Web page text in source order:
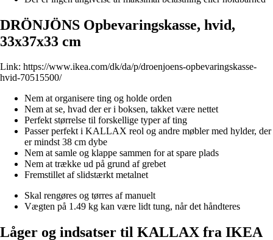
DRÖNJÖNS Opbevaringskasse, hvid,
33x37x33 cm
Link: https://www.ikea.com/dk/da/p/droenjoens-opbevaringskasse-
hvid-70515500/
Nem at organisere ting og holde orden
Nem at se, hvad der er i boksen, takket være nettet
Perfekt størrelse til forskellige typer af ting
Passer perfekt i KALLAX reol og andre møbler med hylder, der
er mindst 38 cm dybe
Nem at samle og klappe sammen for at spare plads
Nem at trække ud på grund af grebet
Fremstillet af slidstærkt metalnet
Skal rengøres og tørres af manuelt
Vægten på 1.49 kg kan være lidt tung, når det håndteres
Låger og indsatser til KALLAX fra IKEA